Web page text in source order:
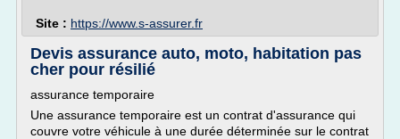
Site : https://www.s-assurer.fr
Devis assurance auto, moto, habitation pas
cher pour résilié
assurance temporaire
Une assurance temporaire est un contrat d'assurance qui
couvre votre véhicule à une durée déterminée sur le contrat